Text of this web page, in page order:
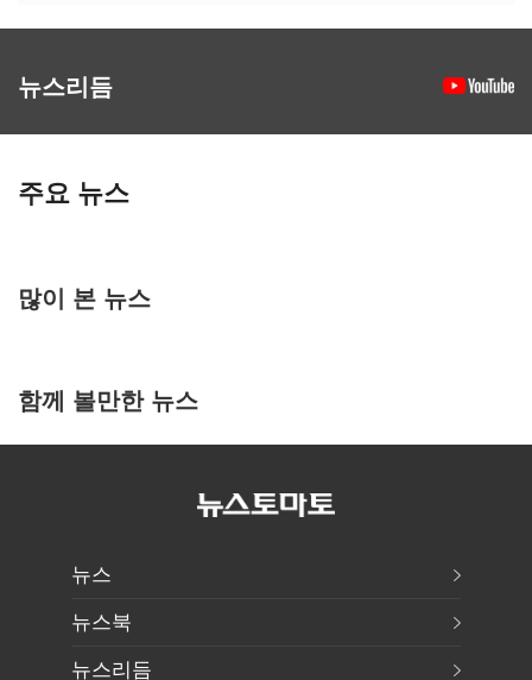
뉴스리듬
주요 뉴스
많이 본 뉴스
함께 볼만한 뉴스
뉴스
뉴스북
뉴스리듬